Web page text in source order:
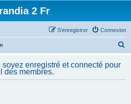
2 Fr
Connexion
S’enregistrer
h
enregistré et connecté pour
des membres.